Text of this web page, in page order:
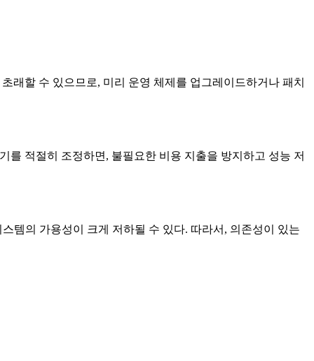
래할 수 있으므로, 미리 운영 체제를 업그레이드하거나 패치
를 적절히 조정하면, 불필요한 비용 지출을 방지하고 성능 저
템의 가용성이 크게 저하될 수 있다. 따라서, 의존성이 있는